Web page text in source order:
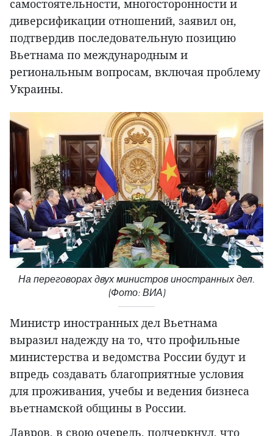
самостоятельности, многосторонности и
диверсификации отношений, заявил он,
подтвердив последовательную позицию
Вьетнама по международным и
региональным вопросам, включая проблему
Украины.
На переговорах двух министров иностранных дел.
(Фото: ВИА)
Министр иностранных дел Вьетнама
выразил надежду на то, что профильные
министерства и ведомства России будут и
впредь создавать благоприятные условия
для проживания, учебы и ведения бизнеса
вьетнамской общины в России.
Лавров, в свою очередь, подчеркнул, что